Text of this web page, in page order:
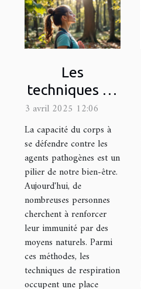
Les
techniques de
respiration
pour booster
l'immunité
naturelle du
corps
3 avril 2025 12:06
La capacité du corps à
se défendre contre les
agents pathogènes est un
pilier de notre bien-être.
Aujourd'hui, de
nombreuses personnes
cherchent à renforcer
leur immunité par des
moyens naturels. Parmi
ces méthodes, les
techniques de respiration
occupent une place